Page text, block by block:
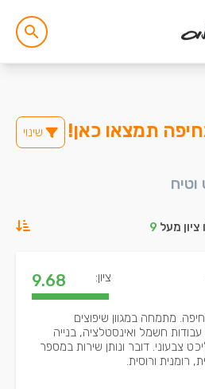
תמצאו כאן! שינוי
מעל 9
ציון: 9.68
מתמחה במגוון שיפוצים
עבודות חשמל ואינסטלציה, בנייה
צבעוני. דובר ונותן שירות במספר
רומנית ורוסית.